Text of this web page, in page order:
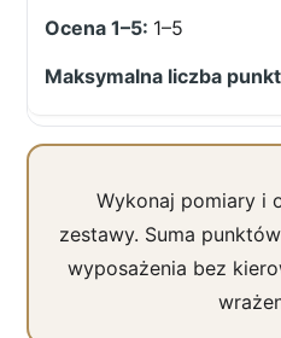
1–5
Wykonaj pomiary i
zestawy. Suma
wyposażenia bez